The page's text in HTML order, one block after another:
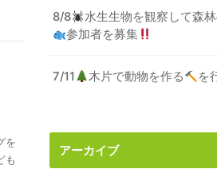
を
も
8/8
水生生物を観察して森
参加者を募集
7/11 木片で動物を作る を
アーカイブ